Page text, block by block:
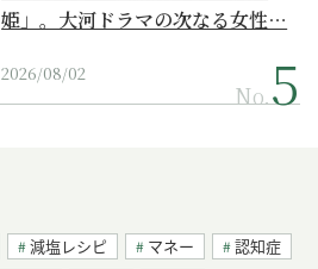
姫」。大河ドラマの次なる女性…
2026/08/02
No.
減塩レシピ マネー
認知症